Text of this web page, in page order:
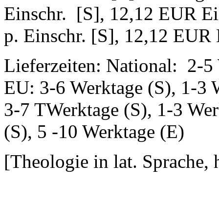
Einschr. [S], 12,12 EUR
p. Einschr. [S], 12,12
Lieferzeiten: National: 2-5
EU: 3-6 Werktage (S), 1-3
3-7 TWerktage (S), 1-3
(S), 5 -10 Werktage (E)
[Theologie in lat. Sprache,